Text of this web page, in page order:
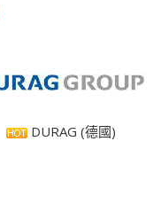
DURAG (德國)